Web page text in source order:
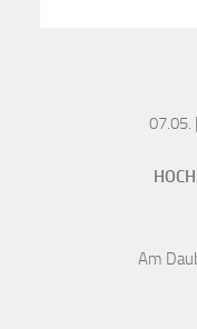
07.05.
Am